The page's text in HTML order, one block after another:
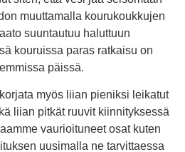
muuttamalla kourukoukkujen
suuntautuu haluttuun
kouruissa paras ratkaisu on
päissä.
myös liian pieniksi leikatut
liian pitkät ruuvit kiinnityksessä
vaurioituneet osat kuten
uusimalla ne tarvittaessa